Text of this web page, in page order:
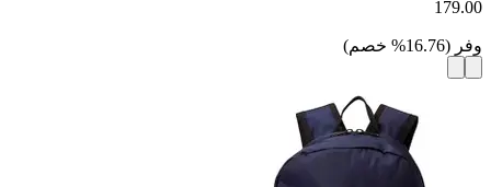
179.00
وفر (
16.76
% خصم)